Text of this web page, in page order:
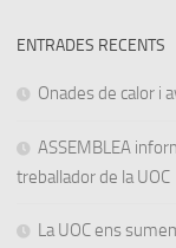
ENTRADES RECENTS
Onades de calor i
ASSEMBLEA
treballador de la UOC
La UOC ens